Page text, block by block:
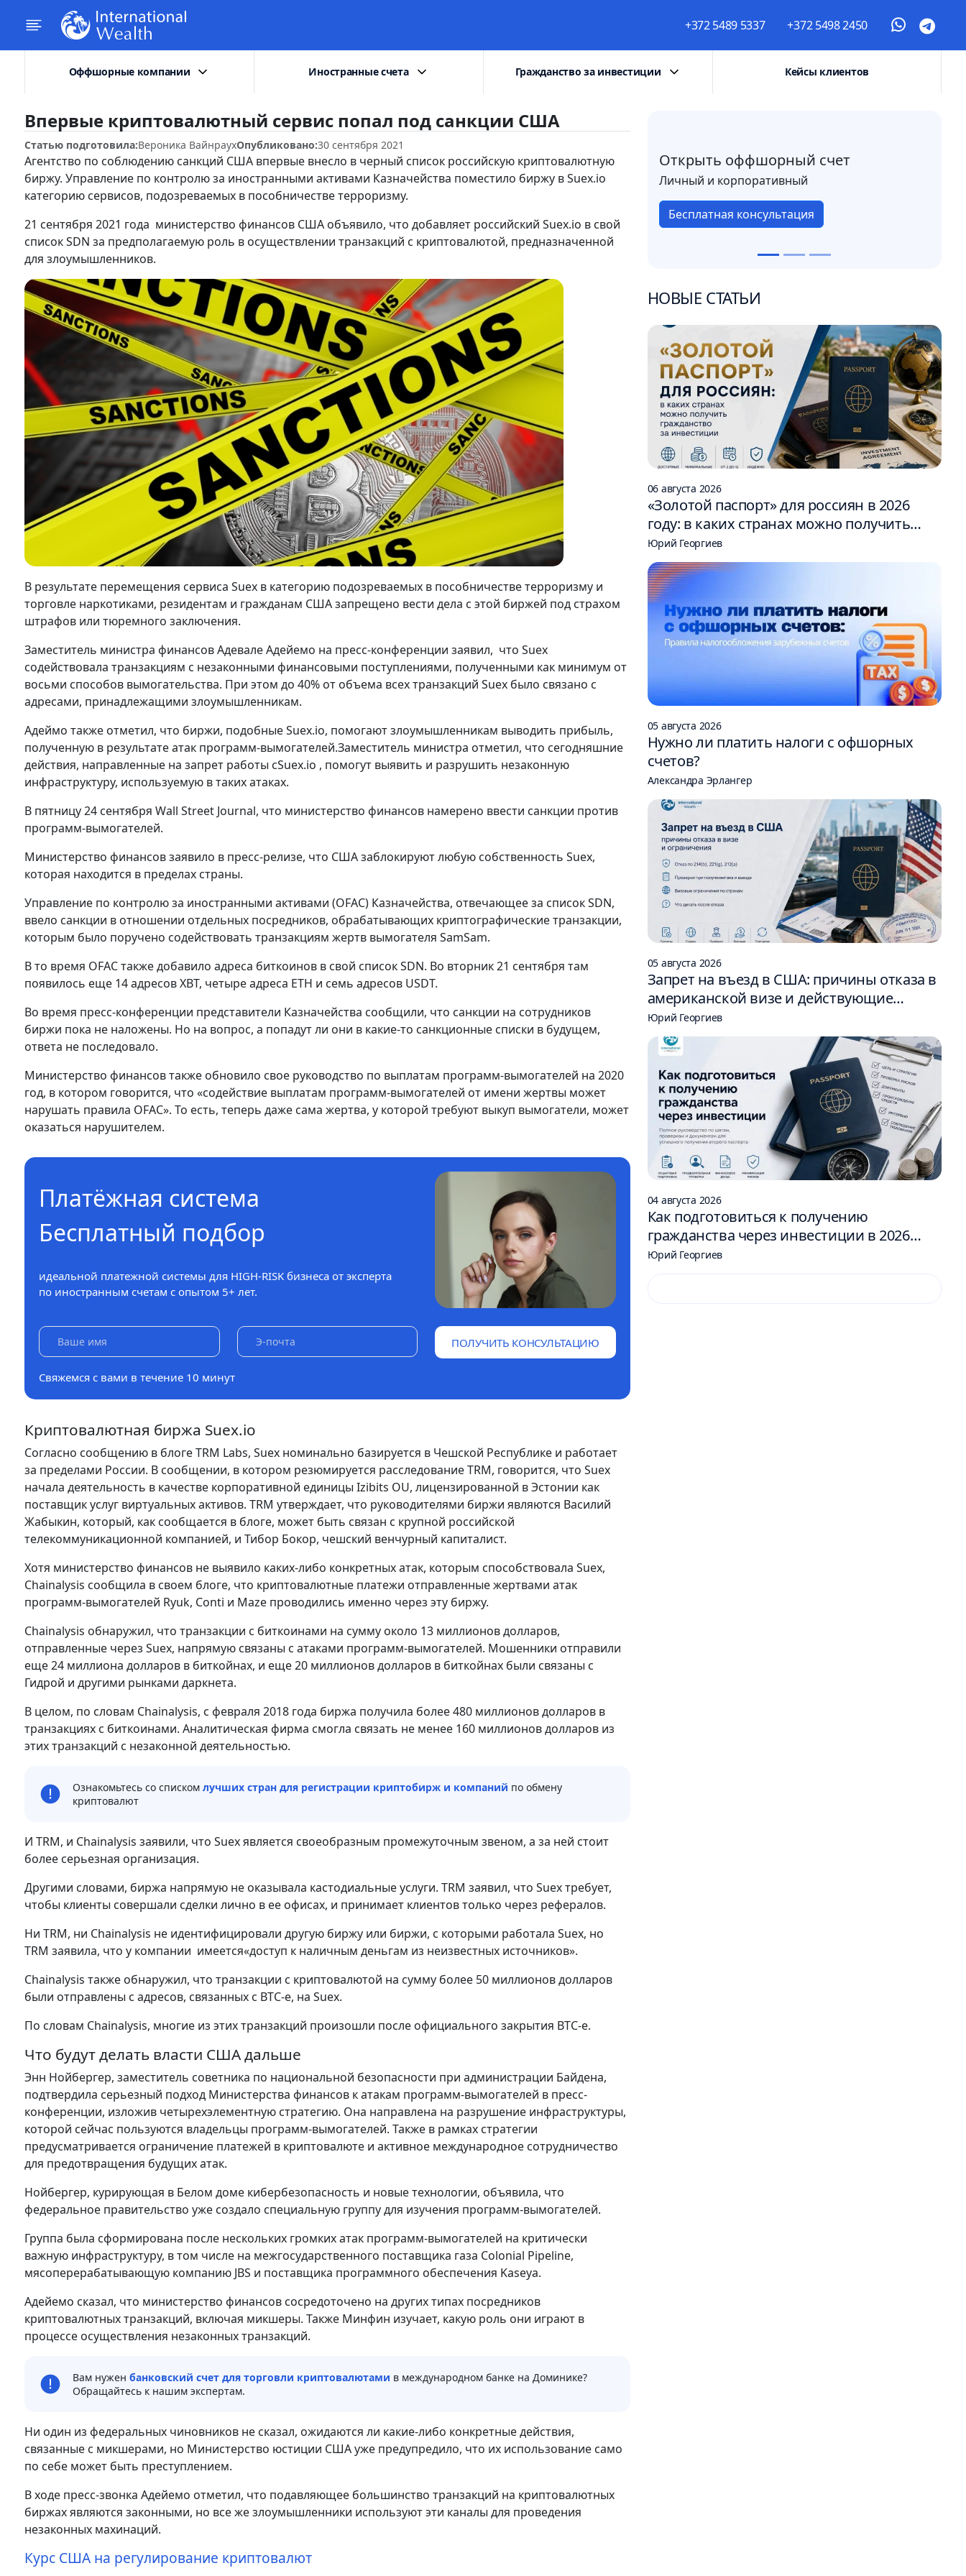
+372 5489 5337 +372 5498 2450
Оффшорные компании Иностранные счета Гражданство за инвестиции Кейсы клиентов
Впервые криптовалютный сервис попал под санкции США
Статью подготовила:Вероника ВайнраухОпубликовано:30 сентября 2021
Агентство по соблюдению санкций США впервые внесло в черный список российскую криптовалютную
биржу. Управление по контролю за иностранными активами Казначейства поместило биржу в Suex.io
категорию сервисов, подозреваемых в пособничестве терроризму.
21 сентября 2021 года министерство финансов США объявило, что добавляет российский Suex.io в свой
список SDN за предполагаемую роль в осуществлении транзакций с криптовалютой, предназначенной
для злоумышленников.
В результате перемещения сервиса Suex в категорию подозреваемых в пособничестве терроризму и
торговле наркотиками, резидентам и гражданам США запрещено вести дела с этой биржей под страхом
штрафов или тюремного заключения.
Заместитель министра финансов Адевале Адейемо на пресс-конференции заявил, что Suex
содействовала транзакциям с незаконными финансовыми поступлениями, полученными как минимум от
восьми способов вымогательства. При этом до 40% от объема всех транзакций Suex было связано с
адресами, принадлежащими злоумышленникам.
Адеймо также отметил, что биржи, подобные Suex.io, помогают злоумышленникам выводить прибыль,
полученную в результате атак программ-вымогателей.Заместитель министра отметил, что сегодняшние
действия, направленные на запрет работы сSuex.io , помогут выявить и разрушить незаконную
инфраструктуру, используемую в таких атаках.
В пятницу 24 сентября Wall Street Journal, что министерство финансов намерено ввести санкции против
программ-вымогателей.
Министерство финансов заявило в пресс-релизе, что США заблокируют любую собственность Suex,
которая находится в пределах страны.
Управление по контролю за иностранными активами (OFAC) Казначейства, отвечающее за список SDN,
ввело санкции в отношении отдельных посредников, обрабатывающих криптографические транзакции,
которым было поручено содействовать транзакциям жертв вымогателя SamSam.
В то время OFAC также добавило адреса биткоинов в свой список SDN. Во вторник 21 сентября там
появилось еще 14 адресов XBT, четыре адреса ETH и семь адресов USDT.
Во время пресс-конференции представители Казначейства сообщили, что санкции на сотрудников
биржи пока не наложены. Но на вопрос, а попадут ли они в какие-то санкционные списки в будущем,
ответа не последовало.
Министерство финансов также обновило свое руководство по выплатам программ-вымогателей на 2020
год, в котором говорится, что «содействие выплатам программ-вымогателей от имени жертвы может
нарушать правила OFAC». То есть, теперь даже сама жертва, у которой требуют выкуп вымогатели, может
оказаться нарушителем.
Платёжная система
Бесплатный подбор
идеальной платежной системы для HIGH-RISK бизнеса от эксперта
по иностранным счетам с опытом 5+ лет.
ПОЛУЧИТЬ КОНСУЛЬТАЦИЮ
Свяжемся с вами в течение 10 минут
Криптовалютная биржа Suex.io
Согласно сообщению в блоге TRM Labs, Suex номинально базируется в Чешской Республике и работает
за пределами России. В сообщении, в котором резюмируется расследование TRM, говорится, что Suex
начала деятельность в качестве корпоративной единицы Izibits OU, лицензированной в Эстонии как
поставщик услуг виртуальных активов. TRM утверждает, что руководителями биржи являются Василий
Жабыкин, который, как сообщается в блоге, может быть связан с крупной российской
телекоммуникационной компанией, и Тибор Бокор, чешский венчурный капиталист.
Хотя министерство финансов не выявило каких-либо конкретных атак, которым способствовала Suex,
Chainalysis сообщила в своем блоге, что криптовалютные платежи отправленные жертвами атак
программ-вымогателей Ryuk, Conti и Maze проводились именно через эту биржу.
Chainalysis обнаружил, что транзакции с биткоинами на сумму около 13 миллионов долларов,
отправленные через Suex, напрямую связаны с атаками программ-вымогателей. Мошенники отправили
еще 24 миллиона долларов в биткойнах, и еще 20 миллионов долларов в биткойнах были связаны с
Гидрой и другими рынками даркнета.
В целом, по словам Chainalysis, с февраля 2018 года биржа получила более 480 миллионов долларов в
транзакциях с биткоинами. Аналитическая фирма смогла связать не менее 160 миллионов долларов из
этих транзакций с незаконной деятельностью.
Ознакомьтесь со списком лучших стран для регистрации криптобирж и компаний по обмену
криптовалют
И TRM, и Chainalysis заявили, что Suex является своеобразным промежуточным звеном, а за ней стоит
более серьезная организация.
Другими словами, биржа напрямую не оказывала кастодиальные услуги. TRM заявил, что Suex требует,
чтобы клиенты совершали сделки лично в ее офисах, и принимает клиентов только через рефералов.
Ни TRM, ни Chainalysis не идентифицировали другую биржу или биржи, с которыми работала Suex, но
TRM заявила, что у компании имеется«доступ к наличным деньгам из неизвестных источников».
Chainalysis также обнаружил, что транзакции с криптовалютой на сумму более 50 миллионов долларов
были отправлены с адресов, связанных с BTC-e, на Suex.
По словам Chainalysis, многие из этих транзакций произошли после официального закрытия BTC-e.
Что будут делать власти США дальше
Энн Нойбергер, заместитель советника по национальной безопасности при администрации Байдена,
подтвердила серьезный подход Министерства финансов к атакам программ-вымогателей в пресс-
конференции, изложив четырехэлементную стратегию. Она направлена на разрушение инфраструктуры,
которой сейчас пользуются владельцы программ-вымогателей. Также в рамках стратегии
предусматривается ограничение платежей в криптовалюте и активное международное сотрудничество
для предотвращения будущих атак.
Нойбергер, курирующая в Белом доме кибербезопасность и новые технологии, объявила, что
федеральное правительство уже создало специальную группу для изучения программ-вымогателей.
Группа была сформирована после нескольких громких атак программ-вымогателей на критически
важную инфраструктуру, в том числе на межгосударственного поставщика газа Colonial Pipeline,
мясоперерабатывающую компанию JBS и поставщика программного обеспечения Kaseya.
Адейемо сказал, что министерство финансов сосредоточено на других типах посредников
криптовалютных транзакций, включая микшеры. Также Минфин изучает, какую роль они играют в
процессе осуществления незаконных транзакций.
Вам нужен банковский счет для торговли криптовалютами в международном банке на Доминике?
Обращайтесь к нашим экспертам.
Ни один из федеральных чиновников не сказал, ожидаются ли какие-либо конкретные действия,
связанные с микшерами, но Министерство юстиции США уже предупредило, что их использование само
по себе может быть преступлением.
В ходе пресс-звонка Адейемо отметил, что подавляющее большинство транзакций на криптовалютных
биржах являются законными, но все же злоумышленники используют эти каналы для проведения
незаконных махинаций.
Курс США на регулирование криптовалют
Открыть оффшорный счет
Личный и корпоративный
Бесплатная консультация
НОВЫЕ СТАТЬИ
06 августа 2026
«Золотой паспорт» для россиян в 2026
году: в каких странах можно получить
гражданство за инвестиции
Юрий Георгиев
05 августа 2026
Нужно ли платить налоги с офшорных
счетов?
Александра Эрлангер
05 августа 2026
Запрет на въезд в США: причины отказа в
американской визе и действующие
ограничения
Юрий Георгиев
04 августа 2026
Как подготовиться к получению
гражданства через инвестиции в 2026
году: 6 шагов
Юрий Георгиев